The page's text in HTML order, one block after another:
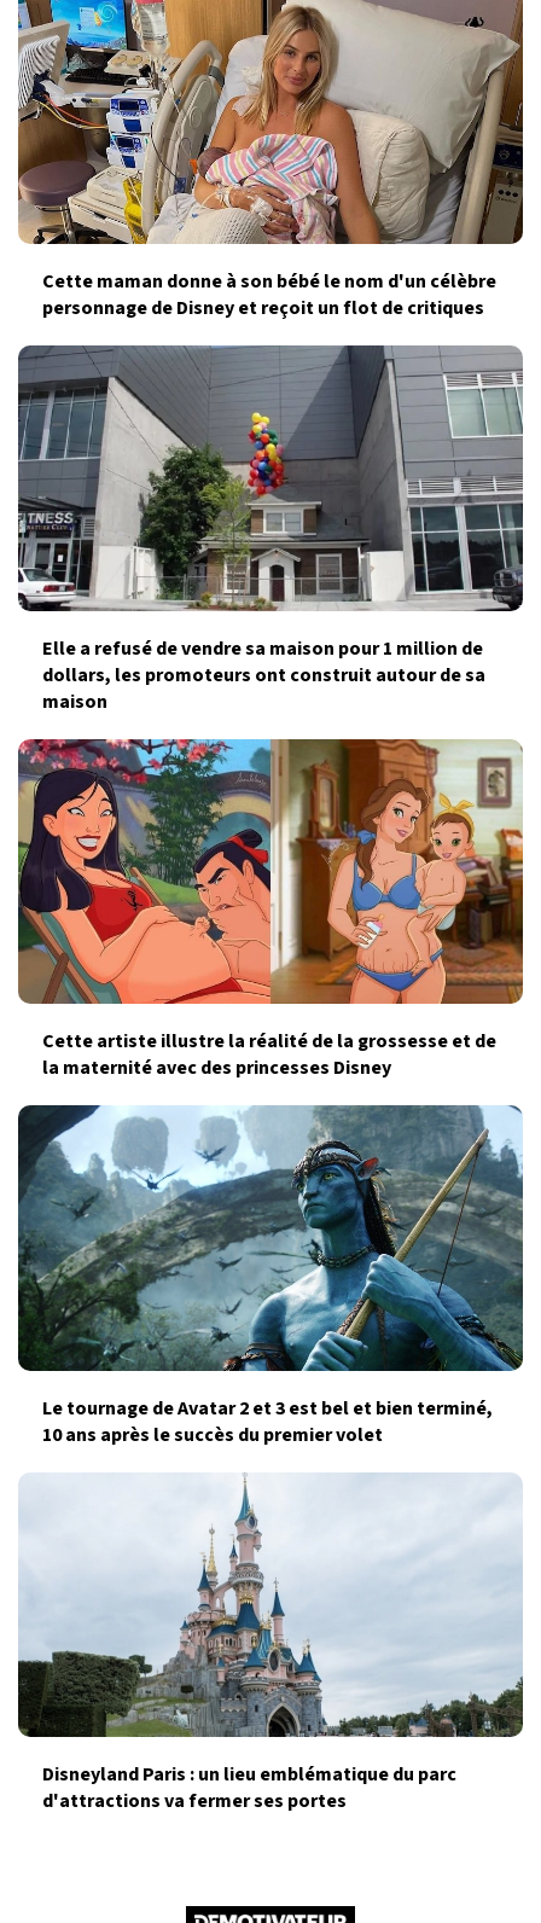
Cette maman donne à son bébé le nom d'un célèbre
personnage de Disney et reçoit un flot de critiques
Elle a refusé de vendre sa maison pour 1 million de
dollars, les promoteurs ont construit autour de sa
maison
Cette artiste illustre la réalité de la grossesse et de
la maternité avec des princesses Disney
Le tournage de Avatar 2 et 3 est bel et bien terminé,
10 ans après le succès du premier volet
Disneyland Paris : un lieu emblématique du parc
d'attractions va fermer ses portes